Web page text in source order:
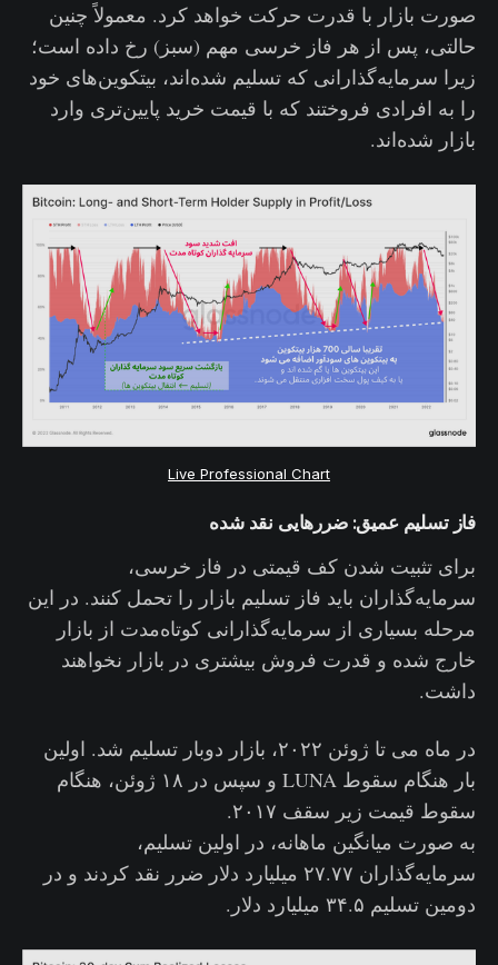
صورت بازار با قدرت حرکت خواهد کرد. معمولاً چنین
حالتی، پس از هر فاز خرسی مهم (سبز) رخ داده است؛
زیرا سرمایه‌گذارانی که تسلیم شده‌اند، بیتکوین‌های خود
را به افرادی فروختند که با قیمت خرید پایین‌تری وارد
بازار شده‌اند.
Live Professional Chart
فاز تسلیم عمیق: ضررهایی نقد شده
برای تثبیت شدن کف قیمتی در فاز خرسی،
سرمایه‌گذاران باید فاز تسلیم بازار را تحمل کنند. در این
مرحله بسیاری از سرمایه‌گذارانی کوتاه‌مدت از بازار
خارج شده و قدرت فروش بیشتری در بازار نخواهند
داشت.
در ماه می تا ژوئن ۲۰۲۲، بازار دوبار تسلیم شد. اولین
بار هنگام سقوط LUNA و سپس در ۱۸ ژوئن، هنگام
سقوط قیمت زیر سقف ۲۰۱۷.
به صورت میانگین ماهانه، در اولین تسلیم،
سرمایه‌گذاران ۲۷.۷۷ میلیارد دلار ضرر نقد کردند و در
دومین تسلیم ۳۴.۵ میلیارد دلار.